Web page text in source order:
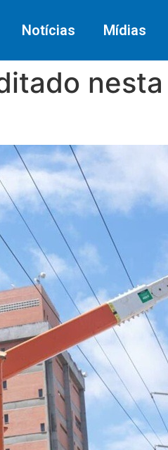
Notícias Mídias